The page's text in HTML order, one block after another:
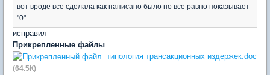
вот вроде все сделала как написано было но все равно показывает
"0"
исправил
Прикрепленные файлы
типология трансакционных издержек.doc
(64.5К)